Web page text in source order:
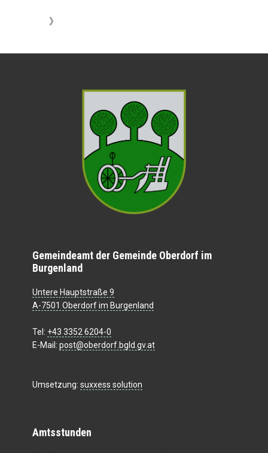
》
Gemeindeamt der Gemeinde Oberdorf im
Burgenland
Untere Hauptstraße 9
A-7501 Oberdorf im Burgenland
Tel: +43 3352 6204-0
E-Mail: post@oberdorf.bgld.gv.at
Umsetzung: suxxess solution
Amtsstunden